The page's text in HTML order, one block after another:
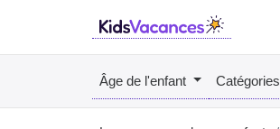
Âge de l'enfant Catégories